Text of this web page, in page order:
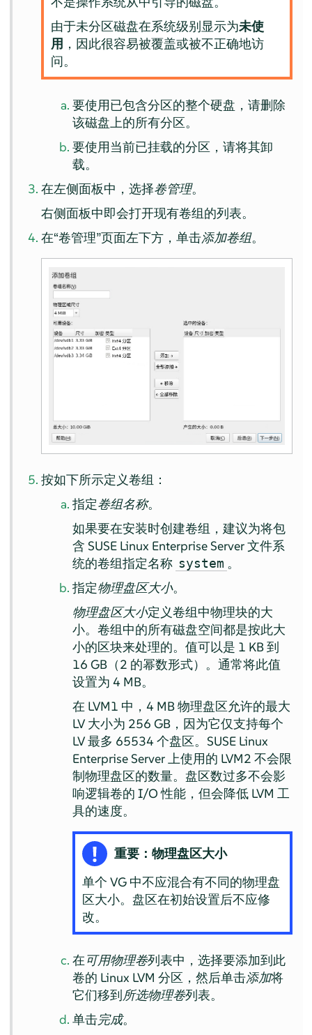
由于未分区磁盘在系统级别显示为未使
用 ，因此很容易被覆盖或被不正确地访
问。
要使用已包含分区的整个硬盘，请删除
该磁盘上的所有分区。
要使用当前已挂载的分区，请将其卸
载。
在左侧面板中，选择卷管理。
右侧面板中即会打开现有卷组的列表。
在“卷管理”页面左下方，单击添加卷组。
按如下所示定义卷组：
指定卷组名称。
如果要在安装时创建卷组，建议为将包
含 SUSE Linux Enterprise Server文件系
统的卷组指定名称 system 。
指定物理盘区大小。
物理盘区大小定义卷组中物理块的大
小。卷组中的所有磁盘空间都是按此大
小的区块来处理的。值可以是 1 KB 到
16 GB（2 的幂数形式）。通常将此值
设置为 4 MB。
在 LVM1 中，4 MB 物理盘区允许的最大
LV 大小为 256 GB，因为它仅支持每个
LV 最多 65534 个盘区。 SUSE Linux
Enterprise Server上使用的 LVM2 不会限
制物理盘区的数量。盘区数过多不会影
响逻辑卷的 I/O 性能，但会降低 LVM 工
具的速度。
重要：物理盘区大小
单个 VG 中不应混合有不同的物理盘
区大小。盘区在初始设置后不应修
改。
在可用物理卷列表中，选择要添加到此
卷的 Linux LVM 分区，然后单击添加将
它们移到所选物理卷列表。
单击完成。